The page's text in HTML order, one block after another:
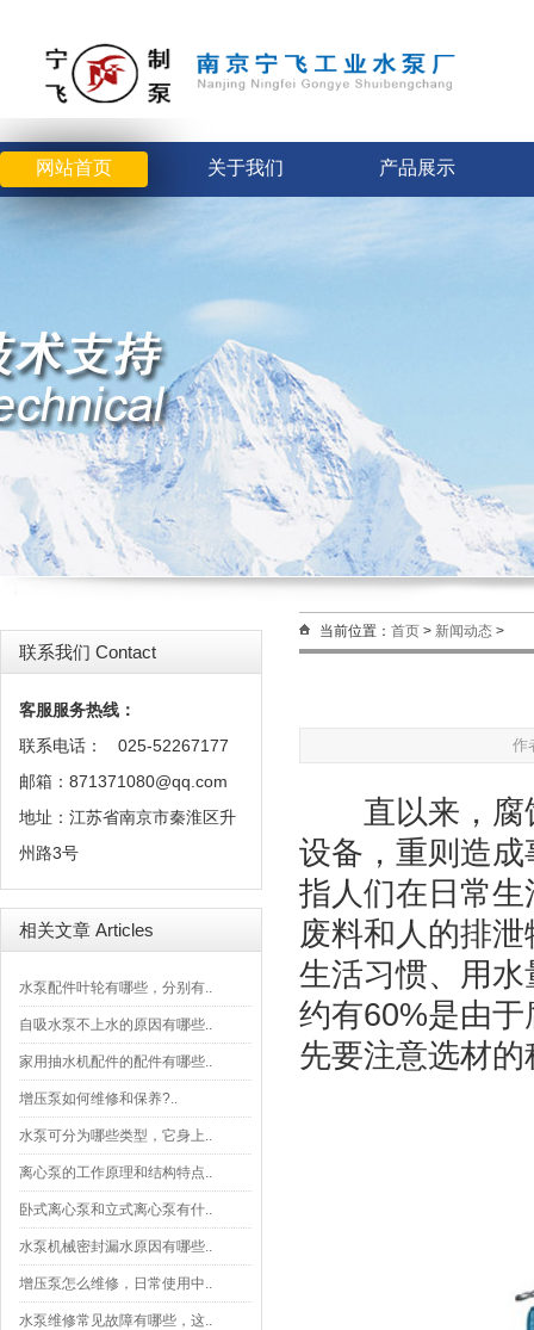
网站首页 关于我们 产品展示
联系我们 Contact
客服服务热线：
联系电话：
025-52267177
邮箱：871371080@qq.com
地址：江苏省南京市秦淮区升
州路3号
相关文章 Articles
水泵配件叶轮有哪些，分别有..
自吸水泵不上水的原因有哪些..
家用抽水机配件的配件有哪些..
增压泵如何维修和保养?..
水泵可分为哪些类型，它身上..
离心泵的工作原理和结构特点..
卧式离心泵和立式离心泵有什..
水泵机械密封漏水原因有哪些..
增压泵怎么维修，日常使用中..
水泵维修常见故障有哪些，这..
当前位置： 首页 > 新闻动态 >
作
直以来，腐蚀
设备，重则造
指人们在日常
废料和人的排
生活习惯、用
约有60%是由
先要注意选材